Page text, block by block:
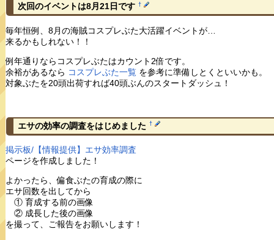
次回のイベントは8月21日です †
毎年恒例、8月の海賊コスプレぶた大活躍イベントが…
来るかもしれない！！
例年通りならコスプレぶたはカウント2倍です。
余裕があるなら コスプレぶた一覧を参考に準備しとくといいかも。
対象ぶたを20頭出荷すれば40頭ぶんのスタートダッシュ！
エサの効率の調査をはじめました †
掲示板/【情報提供】エサ効率調査
ページを作成しました！
よかったら、偏食ぶたの育成の際に
エサ回数を出してから
① 育成する前の画像
② 成長した後の画像
を撮って、ご報告をお願いします！